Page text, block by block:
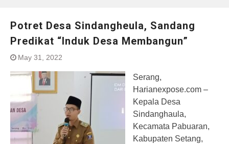
Potret Desa Sindangheula, Sandang
Predikat “Induk Desa Membangun”
May 31, 2022
Serang,
Harianexpose.com –
Kepala Desa
Sindanghaula,
Kecamata Pabuaran,
Kabupaten Setang,